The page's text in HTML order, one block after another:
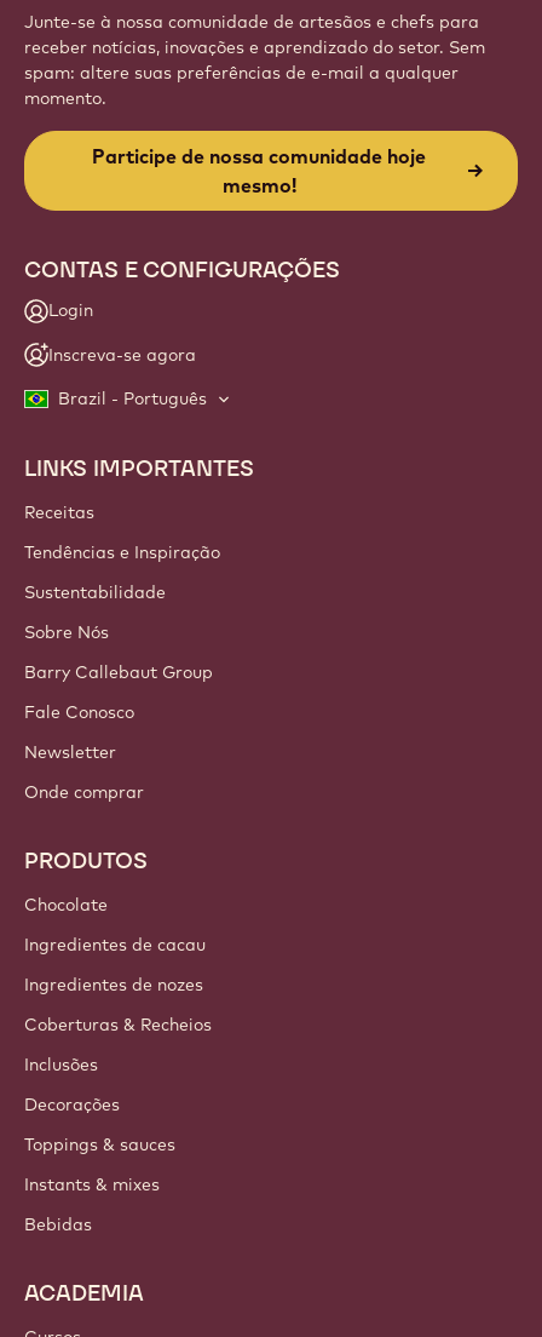
Junte-se à nossa comunidade de artesãos e chefs para
receber notícias, inovações e aprendizado do setor. Sem
spam: altere suas preferências de e-mail a qualquer
momento.
Participe de nossa comunidade hoje
mesmo!
CONTAS E CONFIGURAÇÕES
Login
Inscreva-se agora
Brazil - Português
Footer
Callebaut
LINKS IMPORTANTES
Receitas
Tendências e Inspiração
Sustentabilidade
Sobre Nós
Barry Callebaut Group
Fale Conosco
Newsletter
Onde comprar
PRODUTOS
Chocolate
Ingredientes de cacau
Ingredientes de nozes
Coberturas & Recheios
Inclusões
Decorações
Toppings & sauces
Instants & mixes
Bebidas
ACADEMIA